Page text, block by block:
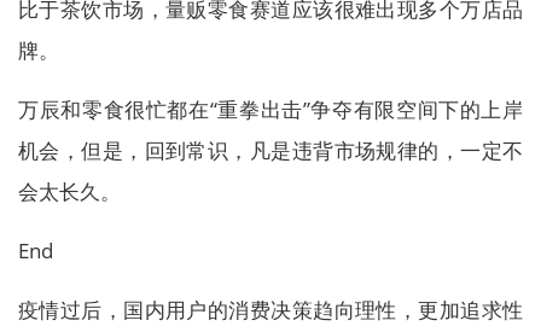
比于茶饮市场，量贩零食赛道应该很难出现多个万店品
牌。
万辰和零食很忙都在“重拳出击”争夺有限空间下的上岸
机会，但是，回到常识，凡是违背市场规律的，一定不
会太长久。
End
疫情过后，国内用户的消费决策趋向理性，更加追求性